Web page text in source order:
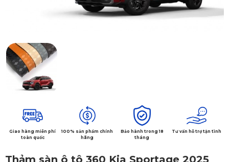
Giao hàng miễn phí
toàn quốc
100% sản phẩm chính
hãng
Bảo hành trong 18
tháng
Tư vấn hỗ trợ tận tình
Thảm sàn ô tô 360 Kia Sportage 2025